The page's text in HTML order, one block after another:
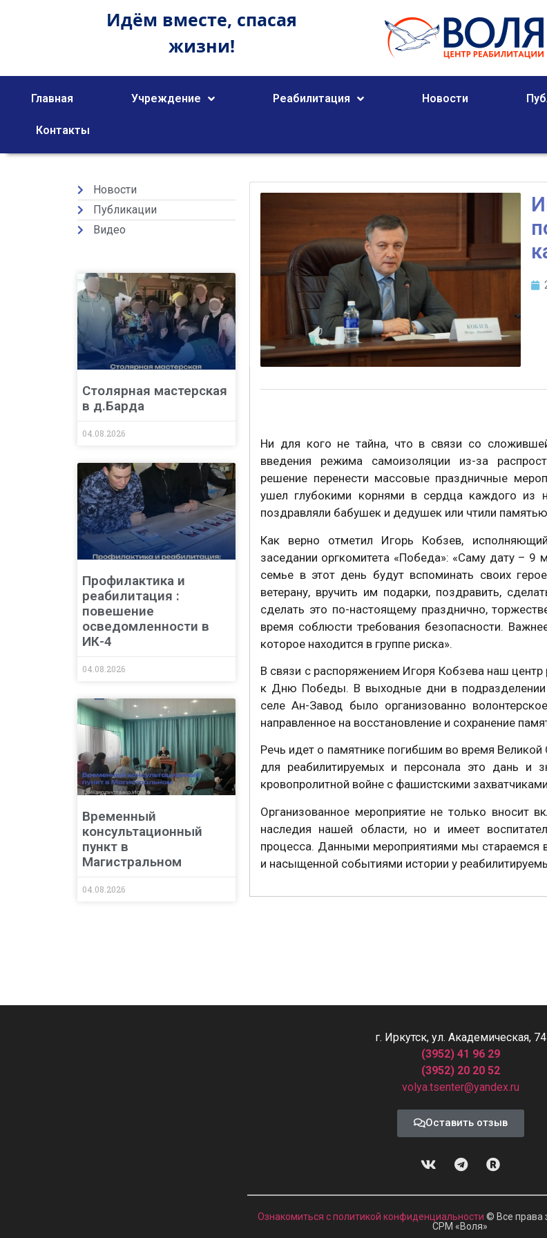
Идём вместе, спасая
жизни!
Главная Учреждение Реабилитация Новости
Контакты
Новости
Публикации
Видео
Столярная мастерская
в д.Барда
04.08.2026
Профилактика и
реабилитация :
повешение
осведомленности в
ИК-4
04.08.2026
Временный
консультационный
пункт в
Магистральном
04.08.2026
Ни для кого не тайна, что в связи со
введения режима самоизоляции из-за
решение перенести массовые праздничные
ушел глубокими корнями в сердца каждого
поздравляли бабушек и дедушек или чтили
Как верно отметил Игорь Кобзев,
заседании оргкомитета «Победа»: «Саму дату –
семье в этот день будут вспоминать своих
ветерану, вручить им подарки, поздравить,
сделать это по-настоящему празднично,
время соблюсти требования безопасности.
которое находится в группе риска».
В связи с распоряжением Игоря Кобзева наш центр
к Дню Победы. В выходные дни в подразделении
селе Ан-Завод было организованно
направленное на восстановление и сохранение
Речь идет о памятнике погибшим во время
для реабилитируемых и персонала это дань
кровопролитной войне с фашистскими
Организованное мероприятие не только вносит
наследия нашей области, но и имеет
процесса. Данными мероприятиями мы стараемся
и насыщенной событиями истории у
г. Иркутск, ул. Академическая, 74
(3952) 41 96 29
(3952) 20 20 52
volya.tsenter@yandex.ru
Оставить отзыв
Ознакомиться с политикой конфиденциальности© Все
СРМ «Воля»